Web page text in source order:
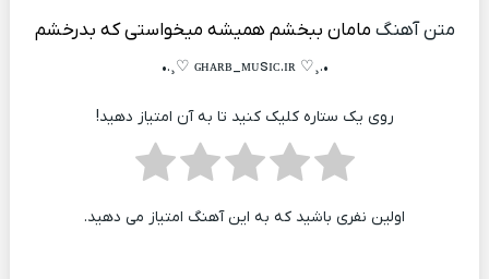
متن آهنگ مامان ببخشم همیشه میخواستی که بدرخشم
•.¸♡ ɢʜᴀʀʙ_ᴍᴜsɪᴄ.ɪʀ ♡¸.•
روی یک ستاره کلیک کنید تا به آن امتیاز دهید!
اولین نفری باشید که به این آهنگ امتیاز می دهید.